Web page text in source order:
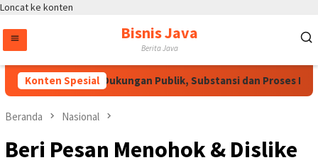
Loncat ke konten
Bisnis Java
Berita Java
Konten Spesial
RUU HAM Perlu Dukungan Publik, Substansi dan Proses
Beranda Nasional
Beri Pesan Menohok & Dislike